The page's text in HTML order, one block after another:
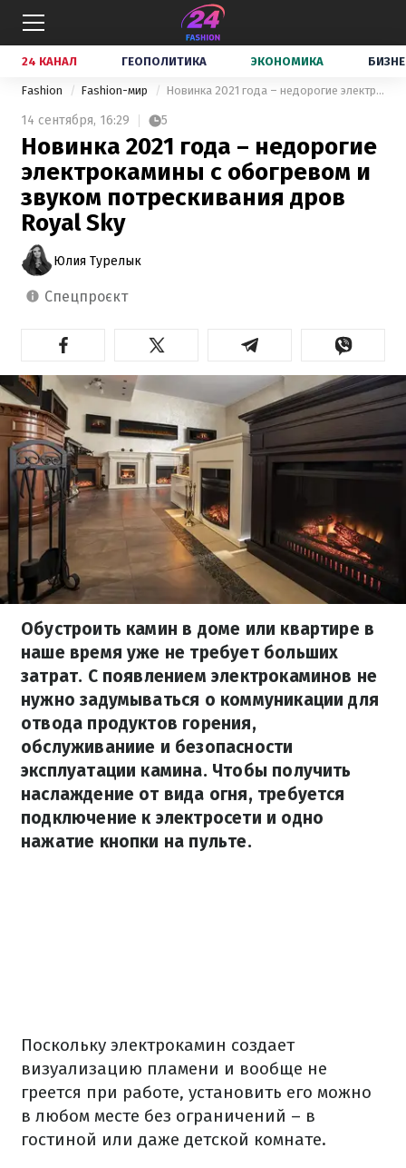
24 КАНАЛ ГЕОПОЛИТИКА ЭКОНОМИКА
Fashion Fashion-мир Новинка 2021 года – недорогие электрокамины с обогревом и звуком потрескивания дров Royal Sky
14 сентября, 16:29 5
Новинка 2021 года – недорогие
электрокамины с обогревом и
звуком потрескивания дров
Royal Sky
Юлия Турелык
спецпроєкт
Обустроить камин в доме или квартире в
наше время уже не требует больших
затрат. С появлением электрокаминов не
нужно задумываться о коммуникации для
отвода продуктов горения,
обслуживаниие и безопасности
эксплуатации камина. Чтобы получить
наслаждение от вида огня, требуется
подключение к электросети и одно
нажатие кнопки на пульте.
Поскольку электрокамин создает
визуализацию пламени и вообще не
греется при работе, установить его можно
в любом месте без ограничений – в
гостиной или даже детской комнате.